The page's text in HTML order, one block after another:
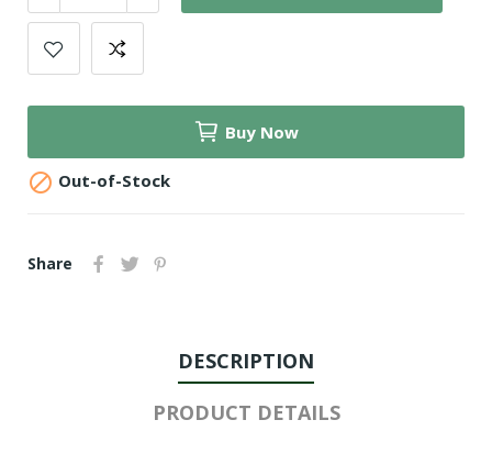
Buy Now
 Out-of-Stock
Share
DESCRIPTION
PRODUCT DETAILS